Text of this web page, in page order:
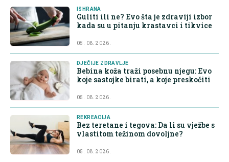
ISHRANA
Guliti ili ne? Evo šta je zdraviji izbor
kada su u pitanju krastavci i tikvice
05. 08. 2026.
DJEČIJE ZDRAVLJE
Bebina koža traži posebnu njegu: Evo
koje sastojke birati, a koje preskočiti
05. 08. 2026.
REKREACIJA
Bez teretane i tegova: Da li su vježbe s
vlastitom težinom dovoljne?
05. 08. 2026.